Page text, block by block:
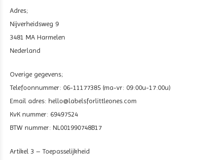
Adres;
Nijverheidsweg 9
3481 MA Harmelen
Nederland
Overige gegevens;
Telefoonnummer: 06-11177385 (ma-vr: 09:00u-17:00u)
Email adres: hello@labelsforlittleones.com
KvK nummer: 69497524
BTW nummer: NL001990748B17
Artikel 3 – Toepasselijkheid